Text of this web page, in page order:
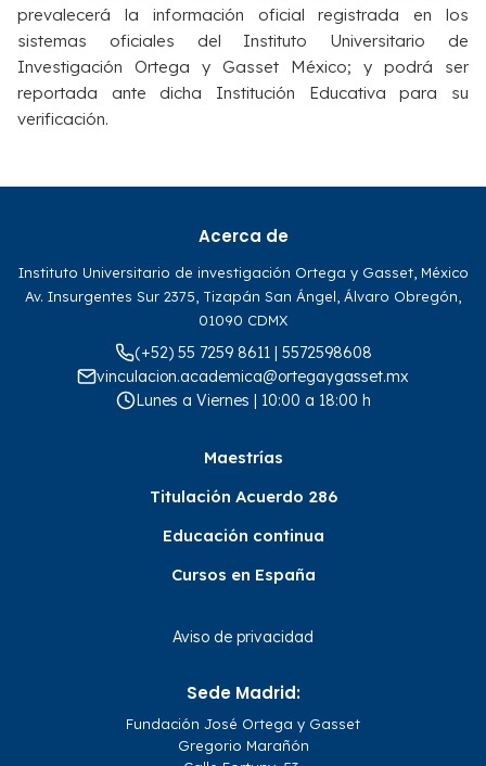
prevalecerá la información oficial registrada en los
sistemas oficiales del Instituto Universitario de
Investigación Ortega y Gasset México; y podrá ser
reportada ante dicha Institución Educativa para su
verificación.
Acerca de
Instituto Universitario de investigación Ortega y Gasset, México
Av. Insurgentes Sur 2375, Tizapán San Ángel, Álvaro Obregón,
01090 CDMX
(+52) 55 7259 8611 | 5572598608
vinculacion.academica@ortegaygasset.mx
Lunes a Viernes | 10:00 a 18:00 h
Maestrías
Titulación Acuerdo 286
Educación continua
Cursos en España
Aviso de privacidad
Sede Madrid:
Fundación José Ortega y Gasset
Gregorio Marañón